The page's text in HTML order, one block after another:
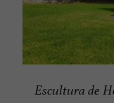
Escultura de